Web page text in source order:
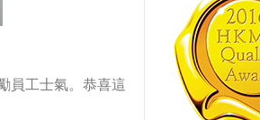
員工士氣。恭喜這